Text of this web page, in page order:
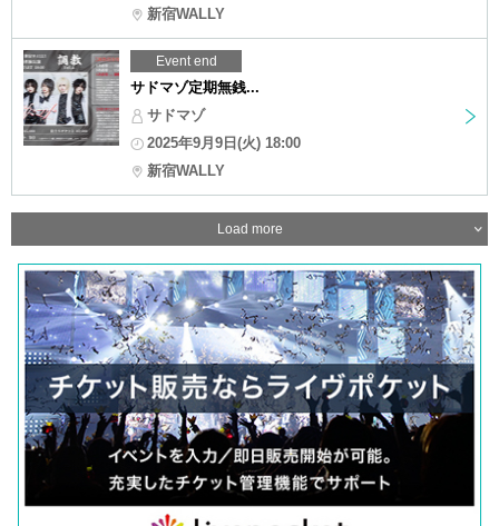
新宿WALLY
Event end
サドマゾ定期無銭...
サドマゾ
2025年9月9日(火) 18:00
新宿WALLY
Load more